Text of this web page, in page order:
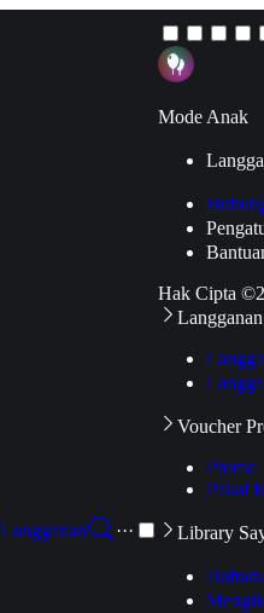
Langganan
···
Mode Anak
Hak Cipta
Voucher
Promo
Pakai
Library